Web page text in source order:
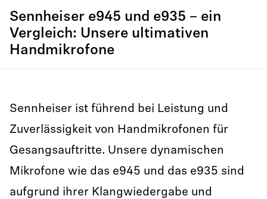
Sennheiser e945 und e935 – ein
Vergleich: Unsere ultimativen
Handmikrofone
Sennheiser ist führend bei Leistung und
Zuverlässigkeit von Handmikrofonen für
Gesangsauftritte. Unsere dynamischen
Mikrofone wie das e945 und das e935 sind
aufgrund ihrer Klangwiedergabe und